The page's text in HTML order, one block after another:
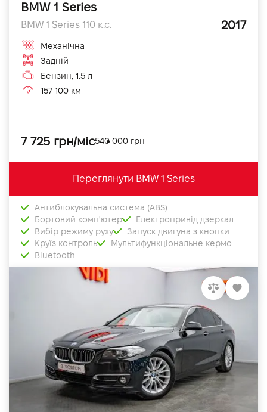
BMW 1 Series
BMW 1 Series 110 к.с. 2017
Механічна
Задній
Бензин, 1.5 л
157 100 км
7 725 грн/міс540 000 грн
Переглянути BMW 1 Series
Антиблокувальна система (ABS)
Бортовий комп'ютер
Електропривід дзеркал
Вибір режиму руху
Запуск двигуна з кнопки
Круїз контроль
Мультифункціональне кермо
Bluetooth